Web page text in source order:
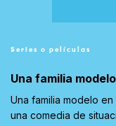
Series o películas
Una familia modelo
Una familia modelo
una comedia de